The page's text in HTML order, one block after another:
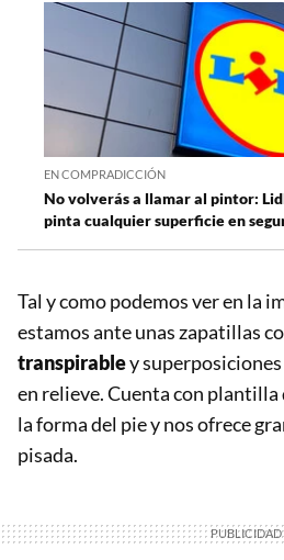
EN COMPRADICCIÓN
No volverás a llamar al pintor:
pinta cualquier superficie en
Tal y como podemos ver en la
estamos ante unas zapatillas
transpirabley
en relieve. Cuenta con plantilla
la forma del pie y nos ofrece
pisada.